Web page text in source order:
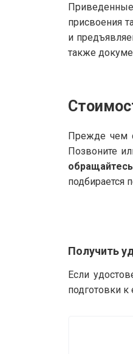
присвоения
и
также
Прежде чем
Позвоните
подбирается
Получить
Если
подготовки